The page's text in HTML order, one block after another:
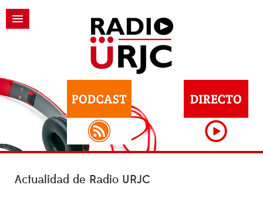
Actualidad de Radio URJC